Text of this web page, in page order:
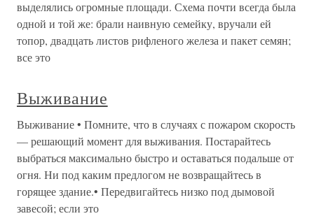
выделялись огромные площади. Схема почти всегда была
одной и той же: брали наивную семейку, вручали ей
топор, двадцать листов рифленого железа и пакет семян;
все это
Выживание
Выживание • Помните, что в случаях с пожаром скорость
— решающий момент для выживания. Постарайтесь
выбраться максимально быстро и оставаться подальше от
огня. Ни под каким предлогом не возвращайтесь в
горящее здание.• Передвигайтесь низко под дымовой
завесой; если это